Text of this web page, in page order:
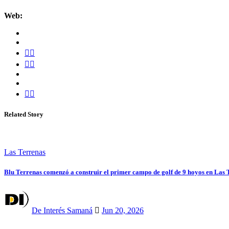
Web:
Related Story
Las Terrenas
Blu Terrenas comenzó a construir el primer campo de golf de 9 hoyos en Las
De Interés Samaná Jun 20, 2026